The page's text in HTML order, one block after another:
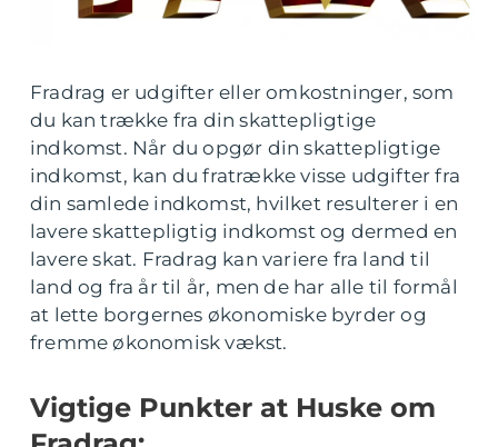
Fradrag er udgifter eller omkostninger, som
du kan trække fra din skattepligtige
indkomst. Når du opgør din skattepligtige
indkomst, kan du fratrække visse udgifter fra
din samlede indkomst, hvilket resulterer i en
lavere skattepligtig indkomst og dermed en
lavere skat. Fradrag kan variere fra land til
land og fra år til år, men de har alle til formål
at lette borgernes økonomiske byrder og
fremme økonomisk vækst.
Vigtige Punkter at Huske om